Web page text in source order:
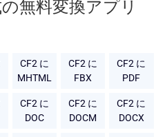
無料変換アプリ
CF2 に
MHTML
CF2 に
FBX
CF2 に
PDF
CF2 に
DOC
CF2 に
DOCM
CF2 に
DOCX